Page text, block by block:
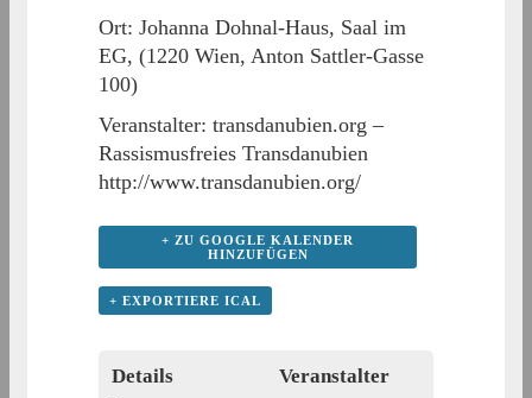
Ort: Johanna Dohnal-Haus, Saal im
EG, (1220 Wien, Anton Sattler-Gasse
100)
Veranstalter: transdanubien.org –
Rassismusfreies Transdanubien
http://www.transdanubien.org/
+ ZU GOOGLE KALENDER
HINZUFÜGEN
+ EXPORTIERE ICAL
Details Veranstalter